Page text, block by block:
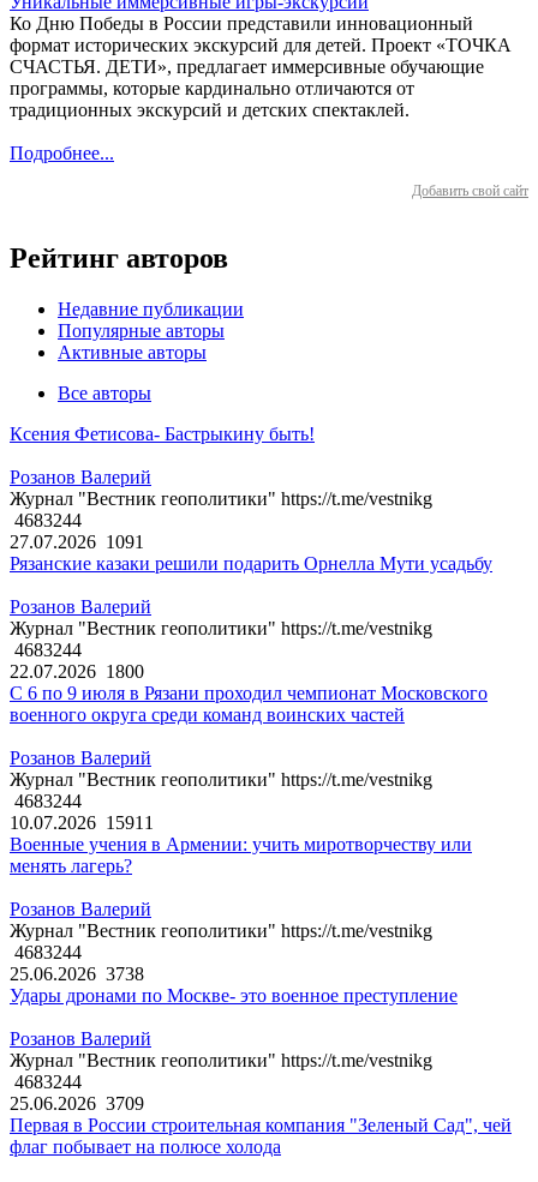
Ко Дню Победы в России представили инновационный
формат исторических экскурсий для детей. Проект «ТОЧКА
СЧАСТЬЯ. ДЕТИ», предлагает иммерсивные обучающие
программы, которые кардинально отличаются от
традиционных экскурсий и детских спектаклей.
Подробнее...
Добавить свой сайт
Рейтинг авторов
Недавние публикации
Популярные авторы
Активные авторы
Все авторы
Ксения Фетисова- Бастрыкину быть!
Розанов Валерий
Журнал "Вестник геополитики" https://t.me/vestnikg
4683244
27.07.2026 1091
Рязанские казаки решили подарить Орнелла Мути усадьбу
Розанов Валерий
Журнал "Вестник геополитики" https://t.me/vestnikg
4683244
22.07.2026 1800
С 6 по 9 июля в Рязани проходил чемпионат Московского
военного округа среди команд воинских частей
Розанов Валерий
Журнал "Вестник геополитики" https://t.me/vestnikg
4683244
10.07.2026 15911
Военные учения в Армении: учить миротворчеству или
менять лагерь?
Розанов Валерий
Журнал "Вестник геополитики" https://t.me/vestnikg
4683244
25.06.2026 3738
Удары дронами по Москве- это военное преступление
Розанов Валерий
Журнал "Вестник геополитики" https://t.me/vestnikg
4683244
25.06.2026 3709
Первая в России строительная компания "Зеленый Сад", чей
флаг побывает на полюсе холода